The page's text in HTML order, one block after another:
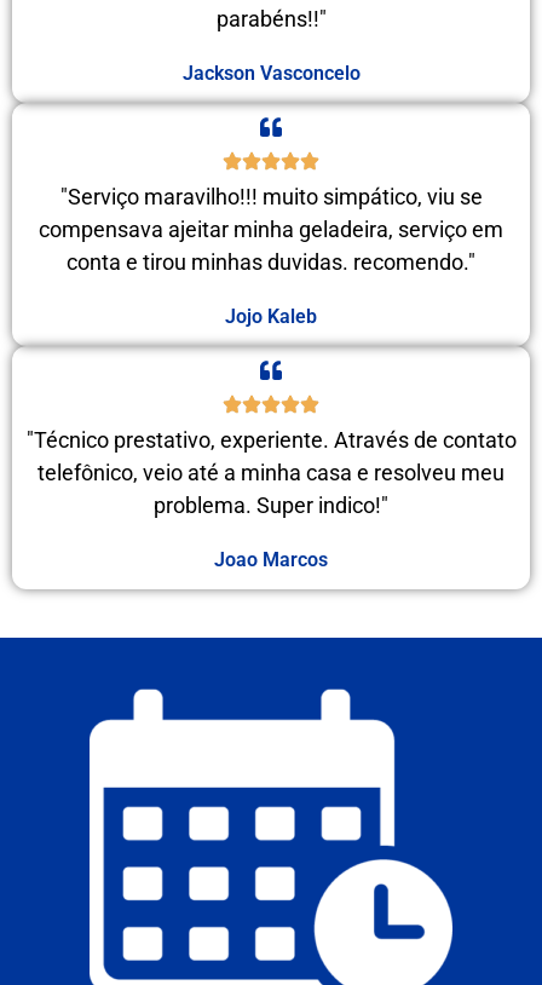
parabéns!!"
Jackson Vasconcelo
"Serviço maravilho!!! muito simpático, viu se
compensava ajeitar minha geladeira, serviço em
conta e tirou minhas duvidas. recomendo."
Jojo Kaleb
"Técnico prestativo, experiente. Através de contato
telefônico, veio até a minha casa e resolveu meu
problema. Super indico!"
Joao Marcos